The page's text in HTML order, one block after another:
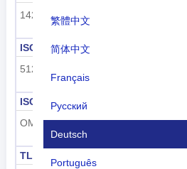
繁體中文
简体中文
Français
Русский
Deutsch
Português
142
ISO 3166-1 numerisch
512
ISO 3166-1-Alpha-3
OMN
+968
TLD